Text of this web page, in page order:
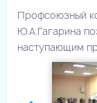
Профсоюзный
Ю.А.Гагарина
наступающим